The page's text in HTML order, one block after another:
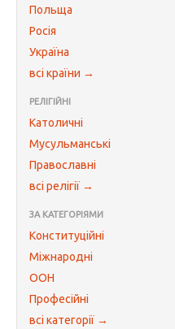
Польща
Росія
Україна
всі країни →
РЕЛІГІЙНІ
Католичні
Мусульманські
Православні
всі релігії →
ЗА КАТЕГОРІЯМИ
Конституційні
Міжнародні
ООН
Професійні
всі категорії →